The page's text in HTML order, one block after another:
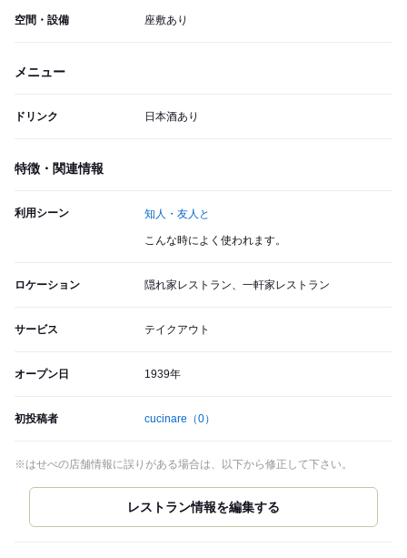
空間・設備 座敷あり
メニュー
ドリンク 日本酒あり
特徴・関連情報
利用シーン 知人・友人と
こんな時によく使われます。
ロケーション 隠れ家レストラン、一軒家レストラン
サービス テイクアウト
オープン日 1939年
初投稿者 cucinare （0）
※はせべの店舗情報に誤りがある場合は、以下から修正して下さい。